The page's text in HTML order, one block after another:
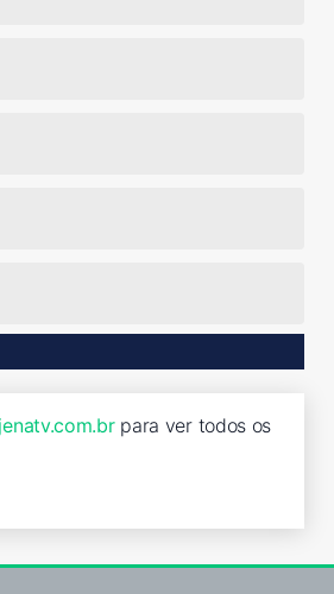
para ver todos os